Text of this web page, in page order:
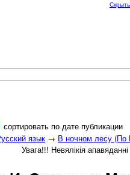
сортировать по дате публикации
Скрыть
язык → В ночном лесу (По
Увага!!! Невялікія